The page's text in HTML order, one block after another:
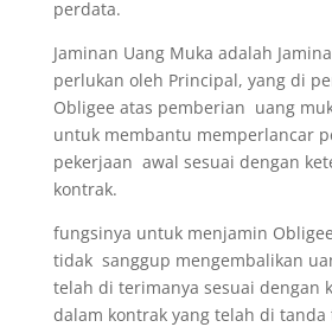
perdata.
Jaminan Uang Muka adalah
perlukan oleh Principal, yang di
Obligee atas pemberian uang
untuk membantu memperlancar
pekerjaan awal sesuai dengan
kontrak.
fungsinya untuk menjamin
tidak sanggup mengembalikan
telah di terimanya sesuai dengan
dalam kontrak yang telah di tanda